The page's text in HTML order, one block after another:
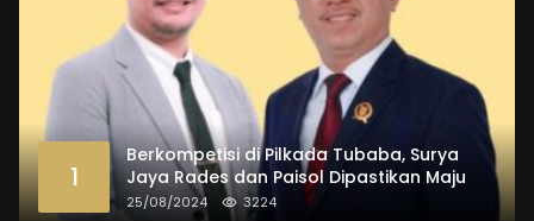
1
Berkompetisi di Pilkada Tubaba, Surya
Jaya Rades dan Paisol Dipastikan Maju
25/08/2024 3224